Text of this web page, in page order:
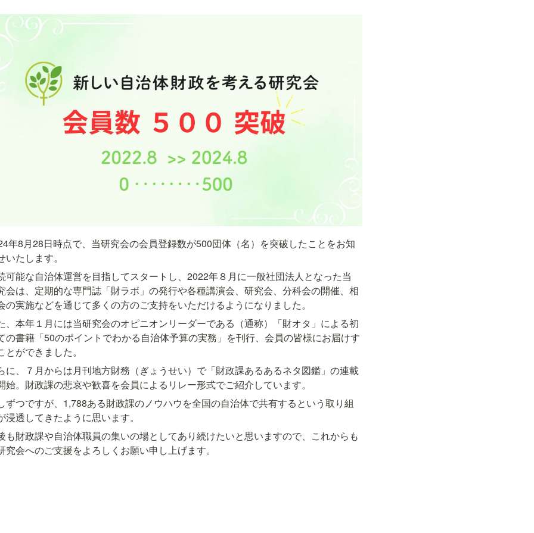
年8月28日時点で、当研究会の会員登録数が500団体（名）を突破したことをお知
いたします。
可能な自治体運営を目指してスタートし、2022年８月に一般社団法人となった当
会は、定期的な専門誌「財ラボ」の発行や各種講演会、研究会、分科会の開催、相
の実施などを通じて多くの方のご支持をいただけるようになりました。
、本年１月には当研究会のオピニオンリーダーである（通称）「財オタ」による初
の書籍「50のポイントでわかる自治体予算の実務」を刊行、会員の皆様にお届けす
とができました。
に、７月からは月刊地方財務（ぎょうせい）で「財政課あるあるネタ図鑑」の連載
始。財政課の悲哀や歓喜を会員によるリレー形式でご紹介しています。
ずつですが、1,788ある財政課のノウハウを全国の自治体で共有するという取り組
浸透してきたように思います。
も財政課や自治体職員の集いの場としてあり続けたいと思いますので、これからも
究会へのご支援をよろしくお願い申し上げます。